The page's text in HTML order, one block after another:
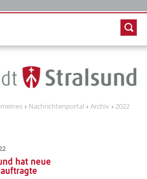
Nachrichtenportal Archiv
2022
hat neue